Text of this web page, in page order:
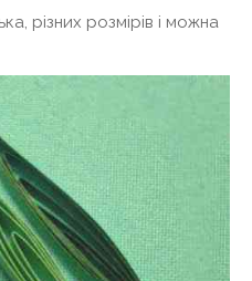
різних розмірів і можна